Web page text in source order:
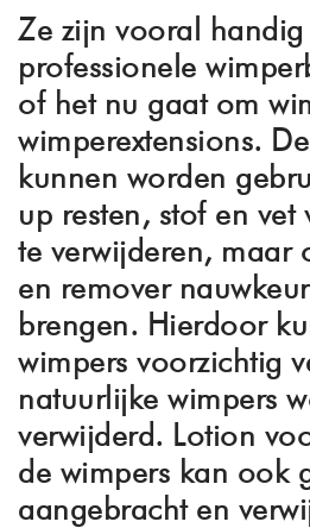
Ze zijn vooral
professionele
of het nu gaat om
wimperextensions.
kunnen worden
up resten, stof en vet
te verwijderen, maar
en remover
brengen. Hierdoor
wimpers voorzichtig
natuurlijke wimpers
verwijderd. Lotion
de wimpers kan ook
aangebracht en